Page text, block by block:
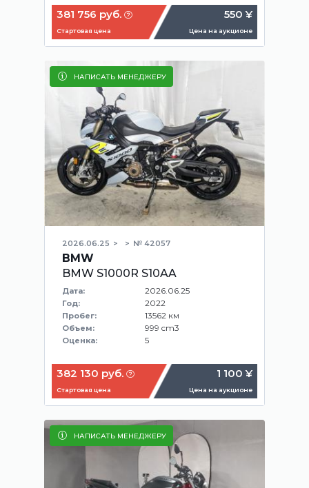
381 756 руб.
Стартовая цена
550 ¥
Цена на аукционе
НАПИСАТЬ МЕНЕДЖЕРУ
2026.06.25 № 42057
BMW
BMW S1000R S10AA
Дата: 2026.06.25
Год: 2022
Пробег: 13562 км
Объем: 999 cm3
Оценка: 5
382 130 руб.
Стартовая цена
1 100 ¥
Цена на аукционе
НАПИСАТЬ МЕНЕДЖЕРУ